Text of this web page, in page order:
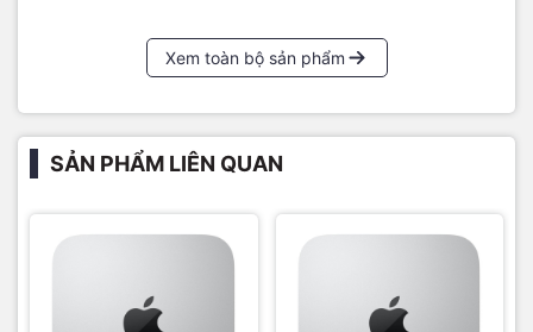
Xem toàn bộ sản phẩm
SẢN PHẨM LIÊN QUAN